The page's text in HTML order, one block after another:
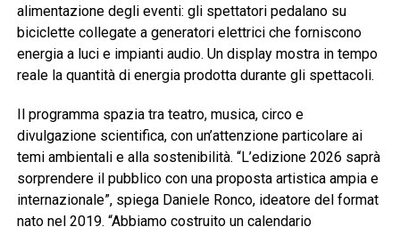
alimentazione degli eventi: gli spettatori pedalano su
biciclette collegate a generatori elettrici che forniscono
energia a luci e impianti audio. Un display mostra in tempo
reale la quantità di energia prodotta durante gli spettacoli.
Il programma spazia tra teatro, musica, circo e
divulgazione scientifica, con un’attenzione particolare ai
temi ambientali e alla sostenibilità. “L’edizione 2026 saprà
sorprendere il pubblico con una proposta artistica ampia e
internazionale”, spiega Daniele Ronco, ideatore del format
nato nel 2019. “Abbiamo costruito un calendario